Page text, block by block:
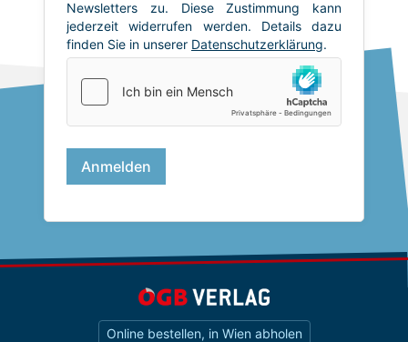
Online bestellen, in Wien abholen